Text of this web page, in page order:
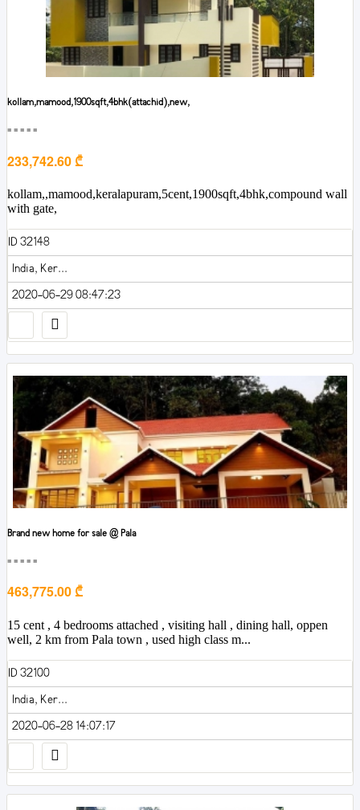
kollam,mamood,1900sqft,4bhk(attachid),new,
■■■■■
233,742.60 ₾
kollam,,mamood,keralapuram,5cent,1900sqft,4bhk,compound wall
with gate,
ID 32148
India, Ker...
2020-06-29 08:47:23
Brand new home for sale @ Pala
■■■■■
463,775.00 ₾
15 cent , 4 bedrooms attached , visiting hall , dining hall, oppen
well, 2 km from Pala town , used high class m...
ID 32100
India, Ker...
2020-06-28 14:07:17